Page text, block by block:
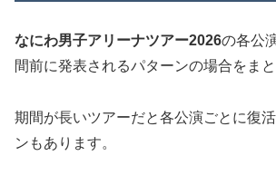
なにわ男子アリーナツアー2026の各公
間前に発表されるパターンの場合をまと
期間が長いツアーだと各公演ごとに復
ンもあります。